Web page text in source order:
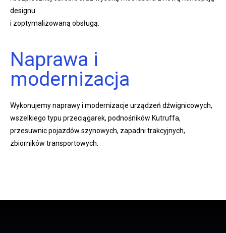
designu
i zoptymalizowaną obsługą.
Naprawa i
modernizacja
Wykonujemy naprawy i modernizacje urządzeń dźwignicowych,
wszelkiego typu przeciągarek, podnośników Kutruffa,
przesuwnic pojazdów szynowych, zapadni trakcyjnych,
zbiorników transportowych.